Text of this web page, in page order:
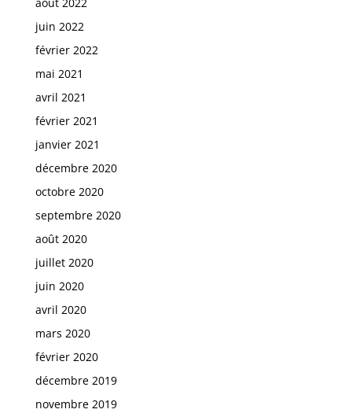
août 2022
juin 2022
février 2022
mai 2021
avril 2021
février 2021
janvier 2021
décembre 2020
octobre 2020
septembre 2020
août 2020
juillet 2020
juin 2020
avril 2020
mars 2020
février 2020
décembre 2019
novembre 2019